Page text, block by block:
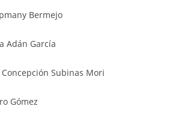
Bermejo
Adán García
Subinas Mori
Gómez